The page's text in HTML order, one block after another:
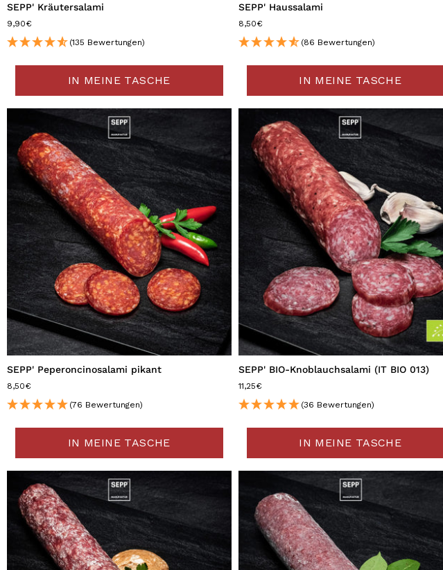
SEPP' Kräutersalami
9,90€
(135 Bewertungen)
IN MEINE TASCHE
SEPP' Haussalami
8,50€
(86 Bewertungen)
IN MEINE TASCHE
SEPP' Peperoncinosalami pikant
8,50€
(76 Bewertungen)
IN MEINE TASCHE
SEPP' BIO-Knoblauchsalami (IT BIO 013)
11,25€
(36 Bewertungen)
IN MEINE TASCHE